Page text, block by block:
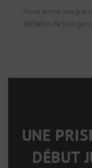
Nous avons une
de béton de tous
UNE
DÉBUT